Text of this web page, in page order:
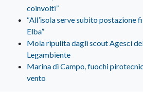
coinvolti”
“All’isola serve subito postazione
Elba”
Mola ripulita dagli scout Agesci
Legambiente
Marina di Campo, fuochi
vento